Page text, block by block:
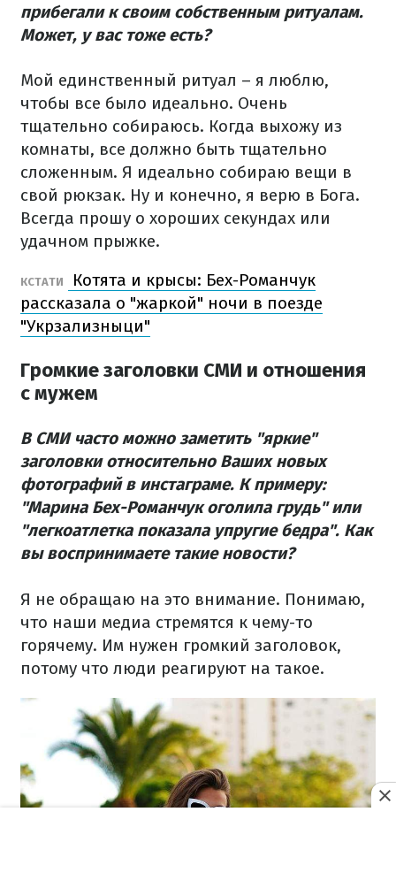
прибегали к своим собственным ритуалам.
Может, у вас тоже есть?
Мой единственный ритуал – я люблю,
чтобы все было идеально. Очень
тщательно собираюсь. Когда выхожу из
комнаты, все должно быть тщательно
сложенным. Я идеально собираю вещи в
свой рюкзак. Ну и конечно, я верю в Бога.
Всегда прошу о хороших секундах или
удачном прыжке.
КСТАТИ
Котята и крысы: Бех-Романчук
рассказала о "жаркой" ночи в поезде
"Укрзализныци"
Громкие заголовки СМИ и отношения
с мужем
В СМИ часто можно заметить "яркие"
заголовки относительно Ваших новых
фотографий в инстаграме. К примеру:
"Марина Бех-Романчук оголила грудь" или
"легкоатлетка показала упругие бедра". Как
вы воспринимаете такие новости?
Я не обращаю на это внимание. Понимаю,
что наши медиа стремятся к чему-то
горячему. Им нужен громкий заголовок,
потому что люди реагируют на такое.